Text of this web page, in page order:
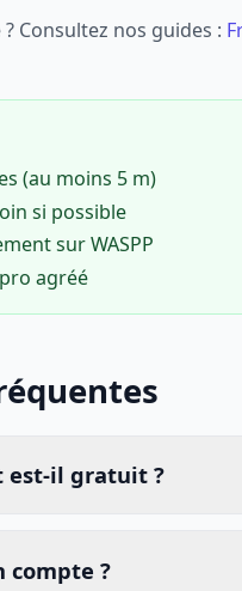
Consultez nos guides :
(au moins 5 m)
si possible
sur WASPP
agréé
est-il gratuit ?
compte ?